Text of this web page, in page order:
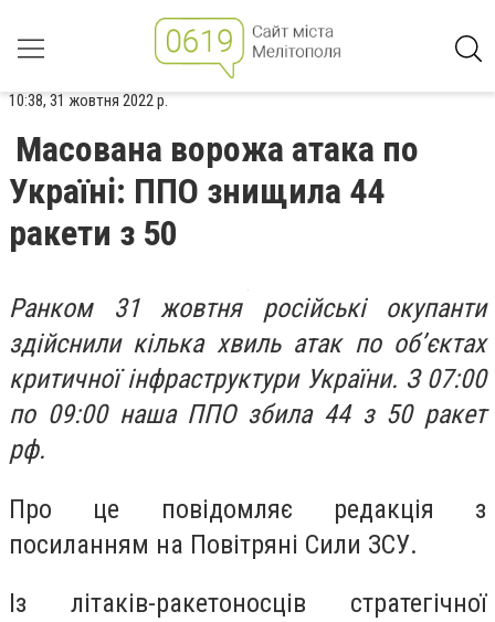
10:38, 31 жовтня 2022 р.
Масована ворожа атака по
Україні: ППО знищила 44
ракети з 50
Ранком 31 жовтня російські окупанти
здійснили кілька хвиль атак по об’єктах
критичної інфраструктури України. З 07:00
по 09:00 наша ППО збила 44 з 50 ракет
рф.
Про це повідомляє редакція з
посиланням на Повітряні Сили ЗСУ.
Із літаків-ракетоносців стратегічної